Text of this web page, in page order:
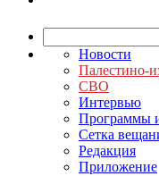
Новости
Палестино-
СВО
Интервью
Программы
Сетка
Редакция
Приложение